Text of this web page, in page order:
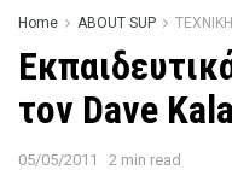
Home ABOUT SUP ΤΕΧΝΙΚΗ
τον Dave
05/05/2011 2 min read